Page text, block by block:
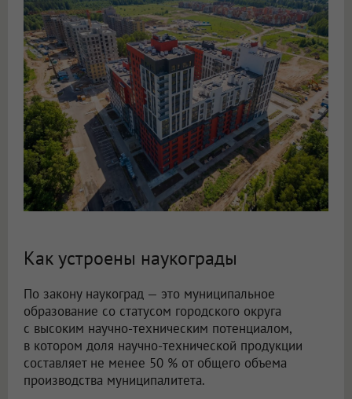
Как устроены наукограды
По закону наукоград — это муниципальное
образование со статусом городского округа
с высоким научно-техническим потенциалом,
в котором доля научно-технической продукции
составляет не менее 50 % от общего объема
производства муниципалитета.